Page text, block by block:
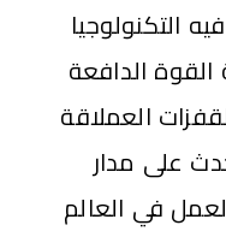
التكنولوجيا
القوة الدافعة
العملاقة
على مدار
في العالم